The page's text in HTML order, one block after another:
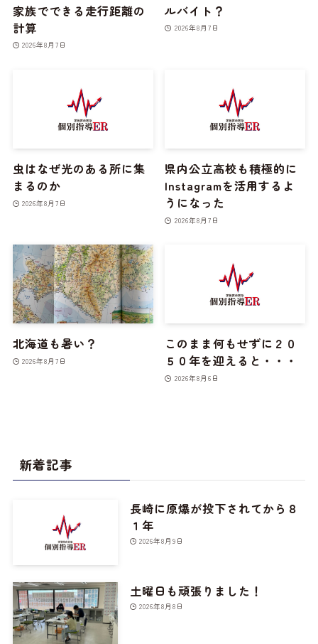
家族でできる走行距離の
計算
2026年8月7日
ルバイト？
2026年8月7日
虫はなぜ光のある所に集
まるのか
2026年8月7日
県内公立高校も積極的に
Instagramを活用するよ
うになった
2026年8月7日
北海道も暑い？
2026年8月7日
このまま何もせずに２０
５０年を迎えると・・・
2026年8月6日
新着記事
長崎に原爆が投下されてから８
１年
2026年8月9日
土曜日も頑張りました！
2026年8月8日